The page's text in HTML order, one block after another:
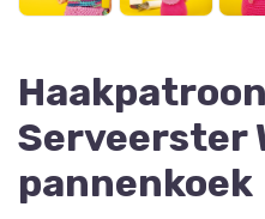
Serveerster
pannenkoek